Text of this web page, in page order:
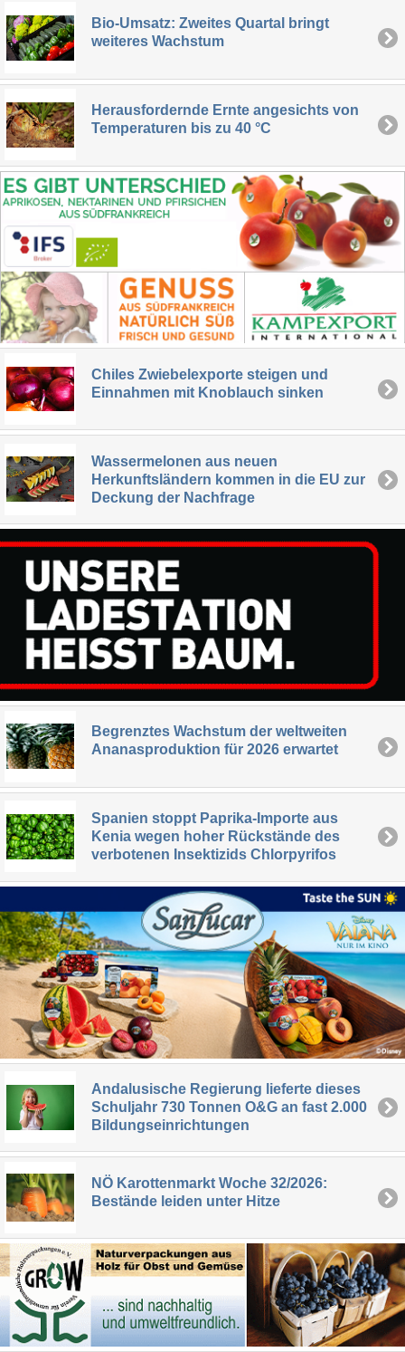
Bio-Umsatz: Zweites Quartal bringt
weiteres Wachstum
Herausfordernde Ernte angesichts von
Temperaturen bis zu 40 °C
Chiles Zwiebelexporte steigen und
Einnahmen mit Knoblauch sinken
Wassermelonen aus neuen
Herkunftsländern kommen in die EU zur
Deckung der Nachfrage
Begrenztes Wachstum der weltweiten
Ananasproduktion für 2026 erwartet
Spanien stoppt Paprika-Importe aus
Kenia wegen hoher Rückstände des
verbotenen Insektizids Chlorpyrifos
Andalusische Regierung lieferte dieses
Schuljahr 730 Tonnen O&G an fast 2.000
Bildungseinrichtungen
NÖ Karottenmarkt Woche 32/2026:
Bestände leiden unter Hitze